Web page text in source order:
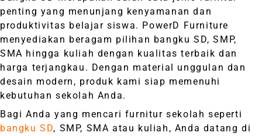
penting yang menunjang kenyamanan dan
produktivitas belajar siswa. PowerD Furniture
menyediakan beragam pilihan bangku SD, SMP,
SMA hingga kuliah dengan kualitas terbaik dan
harga terjangkau. Dengan material unggulan dan
desain modern, produk kami siap memenuhi
kebutuhan sekolah Anda.
Bagi Anda yang mencari furnitur sekolah seperti
bangku SD, SMP, SMA atau kuliah, Anda datang di